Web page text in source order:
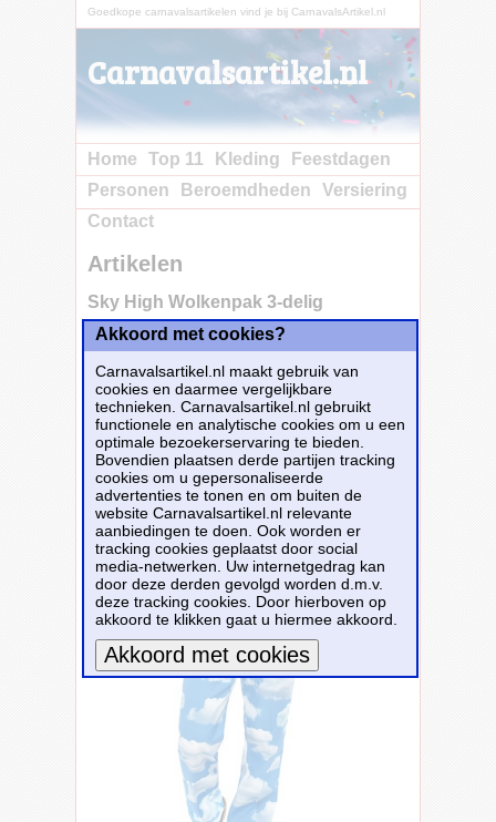
Goedkope carnavalsartikelen vind je bij CarnavalsArtikel.nl
Carnavalsartikel.nl
Home Top 11 Kleding
Feestdagen
Personen
Beroemdheden
Versiering
Contact
Artikelen
Sky High Wolkenpak 3-delig
Akkoord met cookies?
Carnavalsartikel.nl maakt gebruik van
cookies en daarmee vergelijkbare
technieken. Carnavalsartikel.nl gebruikt
functionele en analytische cookies om u een
optimale bezoekerservaring te bieden.
Bovendien plaatsen derde partijen tracking
cookies om u gepersonaliseerde
advertenties te tonen en om buiten de
website Carnavalsartikel.nl relevante
aanbiedingen te doen. Ook worden er
tracking cookies geplaatst door social
media-netwerken. Uw internetgedrag kan
door deze derden gevolgd worden d.m.v.
deze tracking cookies. Door hierboven op
akkoord te klikken gaat u hiermee akkoord.
Meer informatie